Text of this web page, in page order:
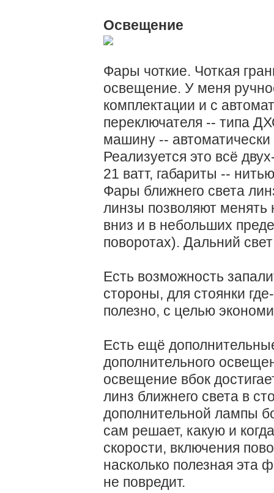
Освещение
Фары чоткие. Чоткая
освещение. У меня
комплектации и с
переключателя -- типа
машину --
Реализуется это всё
21 ватт, габариты --
Фары ближнего света
линзы позволяют менять
вниз и в небольших
поворотах). Дальний
Есть возможность
стороны, для стоянки
полезно, с целью
Есть ещё
дополнительного
освещение вбок
линз ближнего света в
дополнительной лампы
сам решает, какую и
скорости, включения
насколько полезная эта
не повредит.